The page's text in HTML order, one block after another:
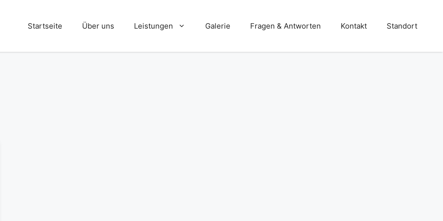
Startseite Über uns Leistungen Galerie Fragen & Antworten Kontakt Standort